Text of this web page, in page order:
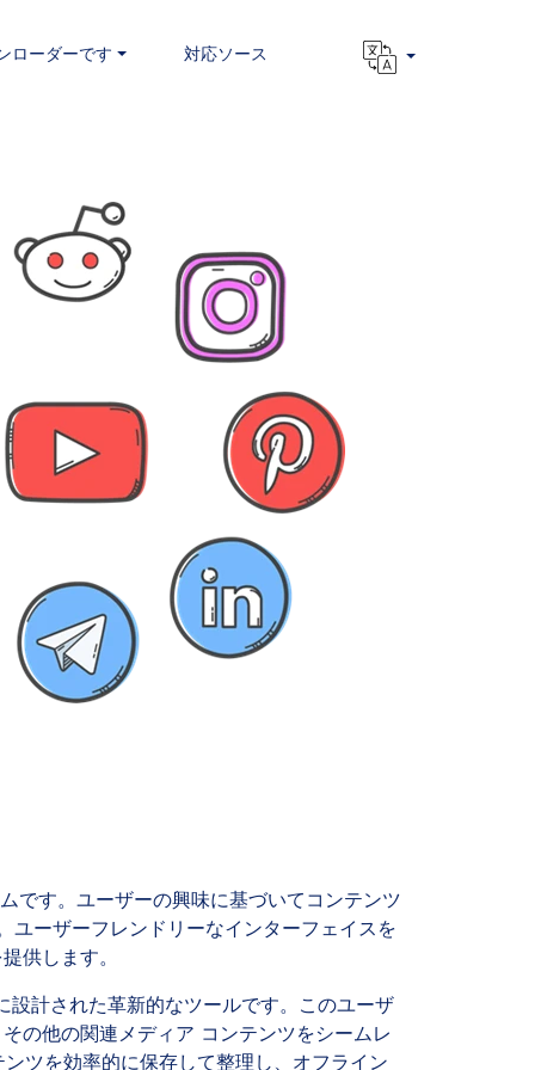
ローダーです 対応ソース
です。ユーザーの興味に基づいてコンテンツ
ユーザーフレンドリーなインターフェイスを
供します。
設計された革新的なツールです。このユーザ
の他の関連メディア コンテンツをシームレ
ツを効率的に保存して整理し、オフライン